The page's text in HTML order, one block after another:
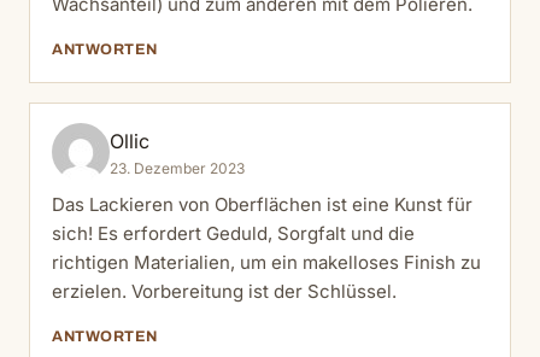
ANTWORTEN
Ollic
23. Dezember 2023
Das Lackieren von Oberflächen ist eine Kunst für
sich! Es erfordert Geduld, Sorgfalt und die
richtigen Materialien, um ein makelloses Finish zu
erzielen. Vorbereitung ist der Schlüssel.
ANTWORTEN